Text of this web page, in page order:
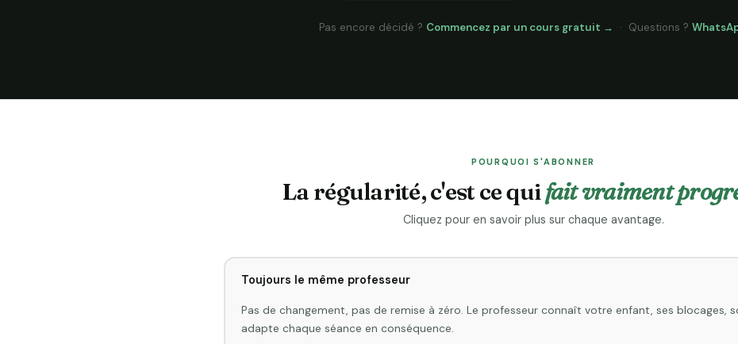
Pas encore décidé ? Commencez par un cours gratuit → · Questions ?
POURQUOI S'ABONNER
La régularité, c'est ce quifait vraiment
Cliquez pour en savoir plus sur chaque avantage.
Toujours le même professeur
Pas de changement, pas de remise à zéro. Le professeur connaît votre enfant, ses blocages,
adapte chaque séance en conséquence.